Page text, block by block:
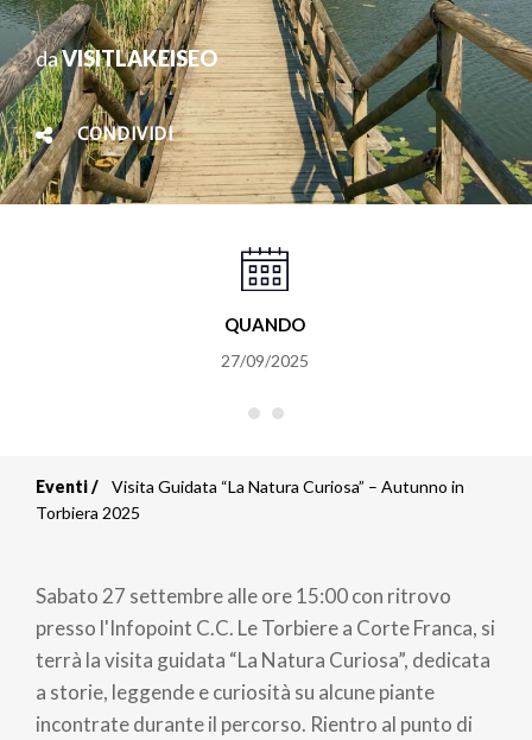
daVISITLAKEISEO
CONDIVIDI
QUANDO
27/09/2025
Briciole
pane
Eventi
Visita Guidata “La Natura Curiosa” – Autunno in
Torbiera 2025
Sabato 27 settembre alle ore 15:00 con ritrovo
presso l'Infopoint C.C. Le Torbiere a Corte Franca, si
terrà la visita guidata “La Natura Curiosa”, dedicata
a storie, leggende e curiosità su alcune piante
incontrate durante il percorso. Rientro al punto di